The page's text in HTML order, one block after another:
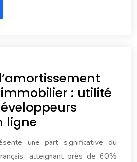
immobilier : utilité
ligne
une part significative du
atteignant près de 60%